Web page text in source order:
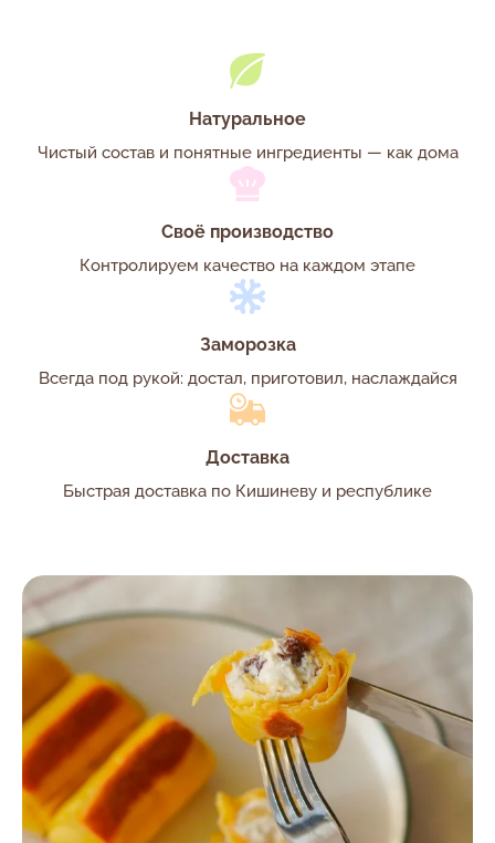
Натуральное
Чистый состав и понятные ингредиенты — как дома
Своё производство
Контролируем качество на каждом этапе
Заморозка
Всегда под рукой: достал, приготовил, наслаждайся
Доставка
Быстрая доставка по Кишиневу и республике